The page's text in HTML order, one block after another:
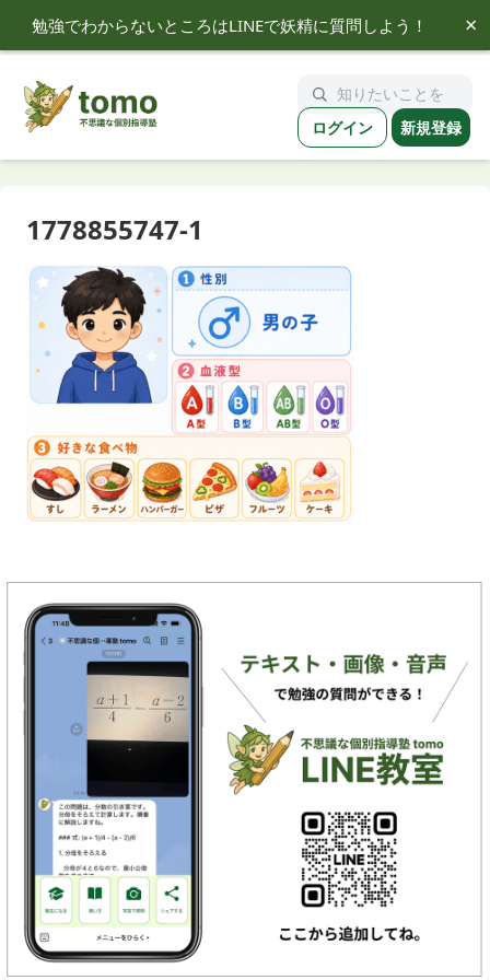
勉強でわからないところはLINEで妖精に質問しよう！ ×
tomo ログイン 新規登録
1778855747-1